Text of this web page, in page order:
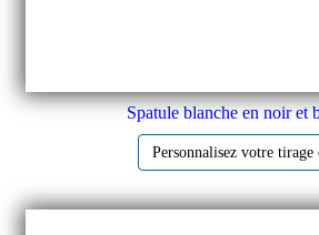
Spatule blanche en noir et
Personnalisez votre tirage